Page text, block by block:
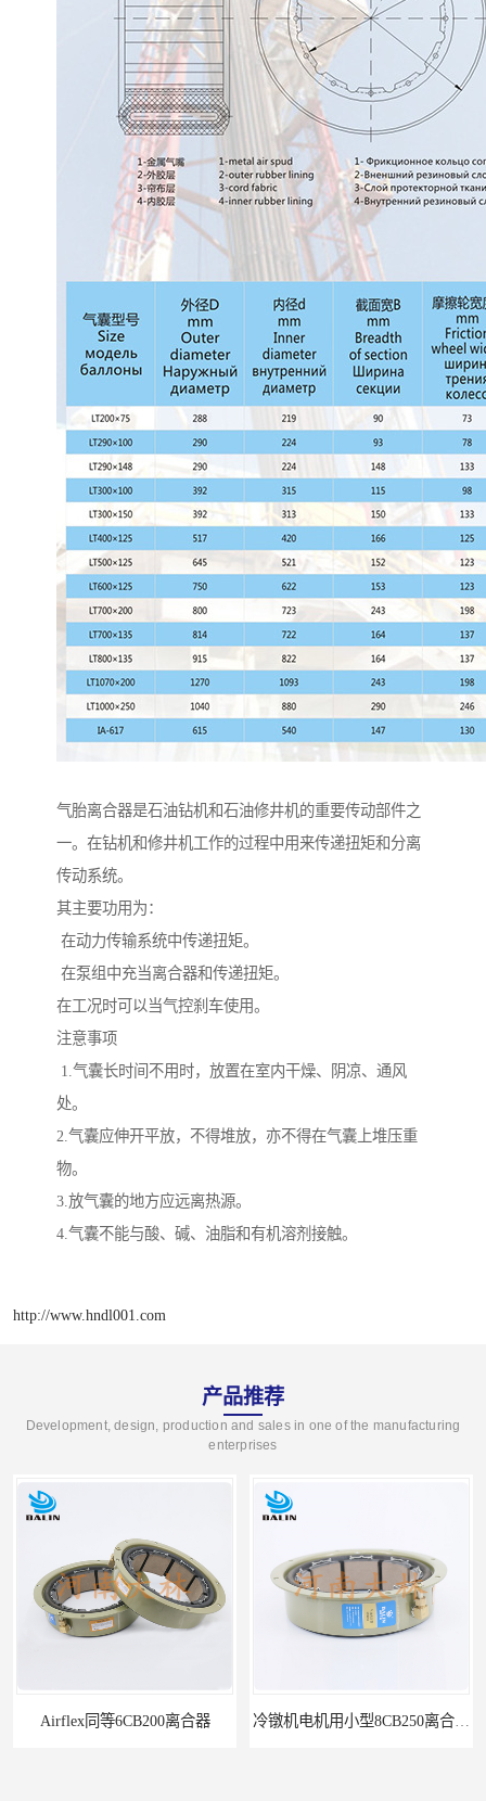
气胎离合器是石油钻机和石油修井机的重要传动部件之
一。在钻机和修井机工作的过程中用来传递扭矩和分离
传动系统。
其主要功用为：
在动力传输系统中传递扭矩。
在泵组中充当离合器和传递扭矩。
在工况时可以当气控刹车使用。
注意事项
1.气囊长时间不用时，放置在室内干燥、阴凉、通风
处。
2.气囊应伸开平放，不得堆放，亦不得在气囊上堆压重
物。
3.放气囊的地方应远离热源。
4.气囊不能与酸、碱、油脂和有机溶剂接触。
http://www.hndl001.com
产品推荐
Development, design, production and sales in one of the manufacturing
enterprises
Airflex同等6CB200离合器